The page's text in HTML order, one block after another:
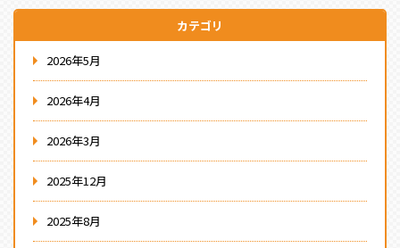
カテゴリ
2026年5月
2026年4月
2026年3月
2025年12月
2025年8月